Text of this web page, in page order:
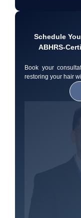
Schedule
ABHRS-
Book your
restoring your hair